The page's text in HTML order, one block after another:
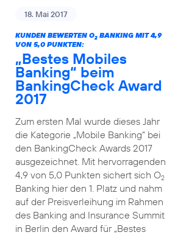
18. Mai 2017
KUNDEN BEWERTEN O2BANKING MIT 4,9
VON 5,0 PUNKTEN:
„Bestes Mobiles
Banking“ beim
BankingCheck Award
2017
Zum ersten Mal wurde dieses Jahr
die Kategorie „Mobile Banking“ bei
den BankingCheck Awards 2017
ausgezeichnet. Mit hervorragenden
4,9 von 5,0 Punkten sichert sich O2
Banking hier den 1. Platz und nahm
auf der Preisverleihung im Rahmen
des Banking and Insurance Summit
in Berlin den Award für „Bestes